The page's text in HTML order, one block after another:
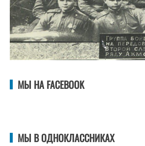
МЫ НА FACEBOOK
МЫ В ОДНОКЛАССНИКАХ